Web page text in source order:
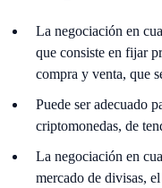
La negociación en
que consiste en fijar
compra y venta, que
Puede ser adecuado
criptomonedas, de
La negociación en
mercado de divisas,